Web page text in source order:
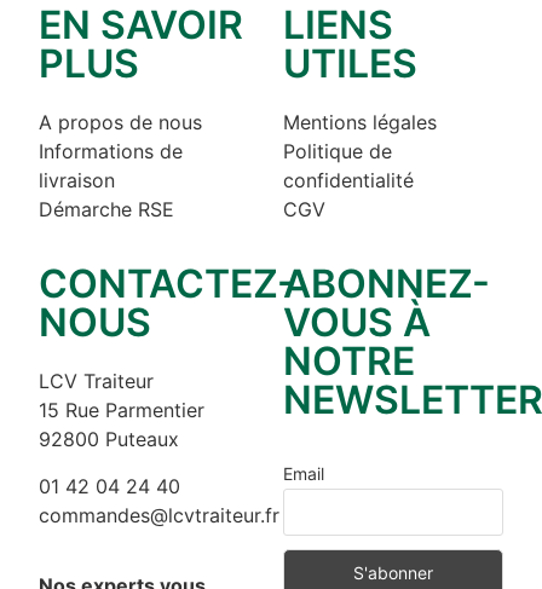
EN SAVOIR
PLUS
A propos de nous
Informations de
livraison
Démarche RSE
LIENS
UTILES
Mentions légales
Politique de
confidentialité
CGV
CONTACTEZ-
NOUS
LCV Traiteur
15 Rue Parmentier
92800 Puteaux
01 42 04 24 40
commandes@lcvtraiteur.fr
ABONNEZ-
VOUS À
NOTRE
NEWSLETTER
Email